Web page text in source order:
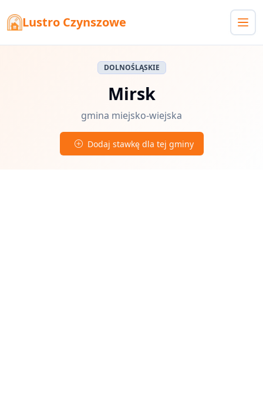
Lustro Czynszowe
DOLNOŚLĄSKIE
Mirsk
gmina miejsko-wiejska
Dodaj stawkę dla tej gminy